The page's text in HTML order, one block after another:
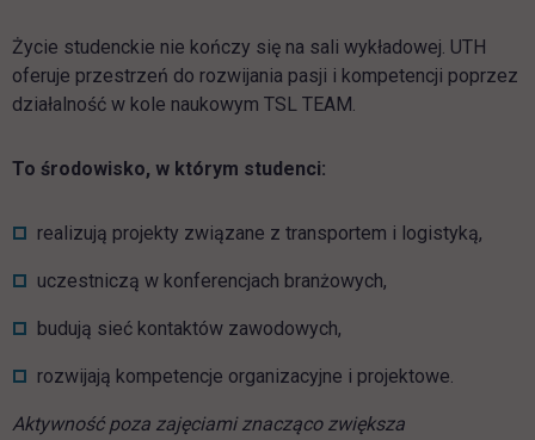
Życie studenckie nie kończy się na sali wykładowej. UTH
oferuje przestrzeń do rozwijania pasji i kompetencji poprzez
działalność w kole naukowym TSL TEAM.
To środowisko, w którym studenci:
realizują projekty związane z transportem i logistyką,
uczestniczą w konferencjach branżowych,
budują sieć kontaktów zawodowych,
rozwijają kompetencje organizacyjne i projektowe.
Aktywność poza zajęciami znacząco zwiększa